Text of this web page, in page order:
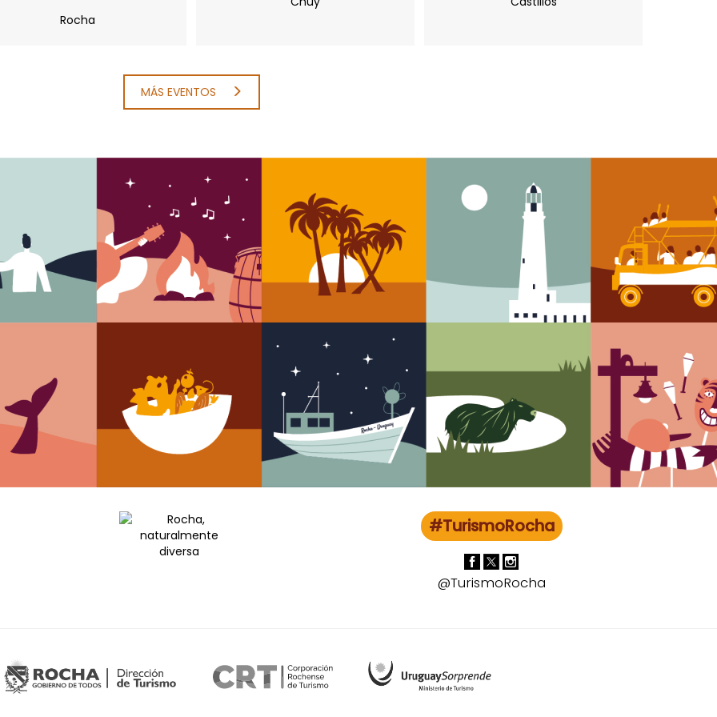
Rocha
MÁS EVENTOS
#TurismoRocha
@TurismoRocha